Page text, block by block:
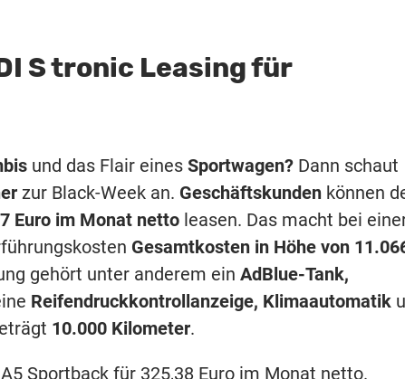
S tronic Leasing für
und das Flair eines Sportwagen? Dann schaut
zur Black-Week an. Geschäftskunden können
Euro im Monat netto leasen. Das macht bei
Gesamtkosten in Höhe von
gehört unter anderem ein AdBlue-Tank,
Reifendruckkontrollanzeige, Klimaautomatik
10.000 Kilometer.
Sportback für 325,38 Euro im Monat netto.